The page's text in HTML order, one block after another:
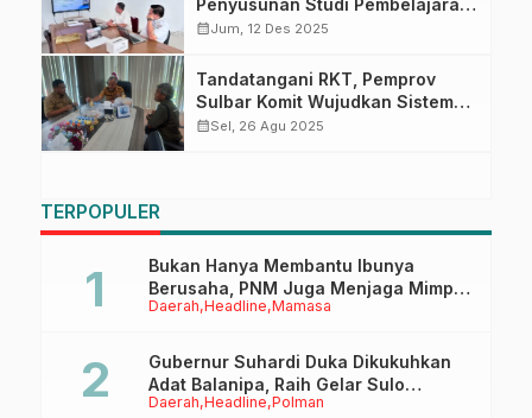
Penyusunan Studi Pembelajaran
Para Penjabat Kepala Daerah
calendar_monthJum, 12 Des 2025
Tandatangani RKT, Pemprov
Sulbar Komit Wujudkan Sistem
Pangan Berkelanjutan
calendar_monthSel, 26 Agu 2025
TERPOPULER
Daerah Headline Mamasa
Bukan Hanya Membantu Ibunya
Berusaha, PNM Juga Menjaga Mimpi
Anaknya Untuk Menggapai Cita-Cita
Daerah Headline Polman
Gubernur Suhardi Duka Dikukuhkan
Adat Balanipa, Raih Gelar Sulo
Tappidena